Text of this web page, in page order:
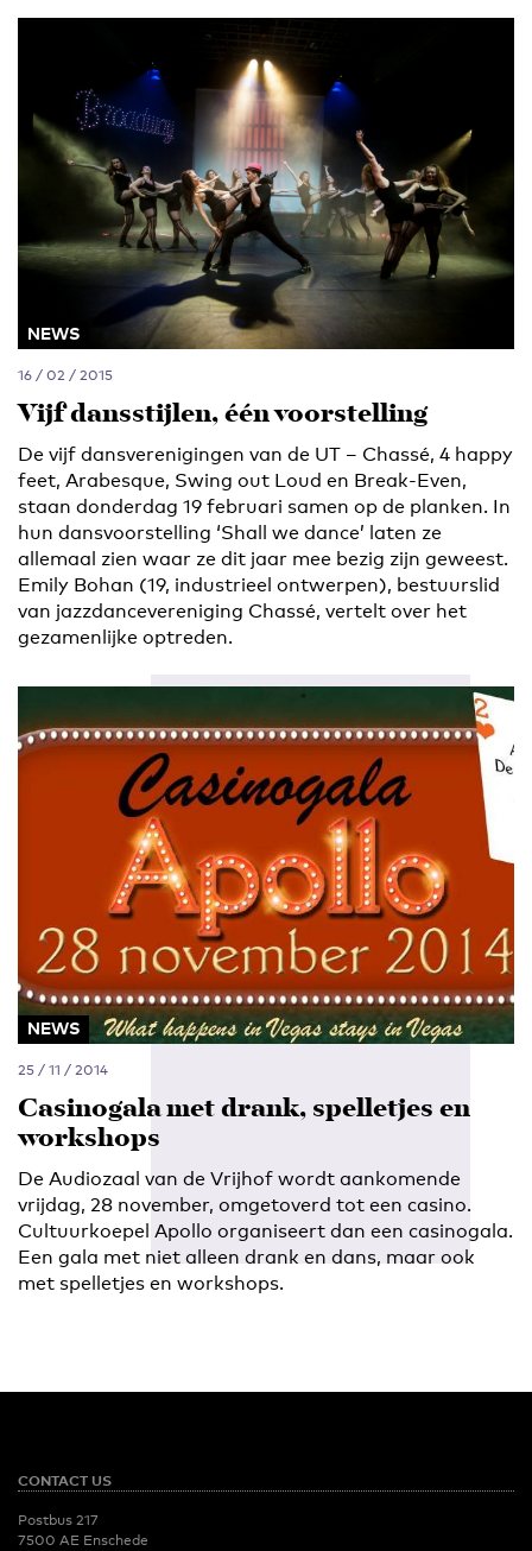
NEWS
16 / 02 / 2015
Vijf dansstijlen, één voorstelling
De vijf dansverenigingen van de UT – Chassé, 4 happy
feet, Arabesque, Swing out Loud en Break-Even,
staan donderdag 19 februari samen op de planken. In
hun dansvoorstelling ‘Shall we dance’ laten ze
allemaal zien waar ze dit jaar mee bezig zijn geweest.
Emily Bohan (19, industrieel ontwerpen), bestuurslid
van jazzdancevereniging Chassé, vertelt over het
gezamenlijke optreden.
NEWS
25 / 11 / 2014
Casinogala met drank, spelletjes en
workshops
De Audiozaal van de Vrijhof wordt aankomende
vrijdag, 28 november, omgetoverd tot een casino.
Cultuurkoepel Apollo organiseert dan een casinogala.
Een gala met niet alleen drank en dans, maar ook
met spelletjes en workshops.
CONTACT US
Postbus 217
7500 AE Enschede